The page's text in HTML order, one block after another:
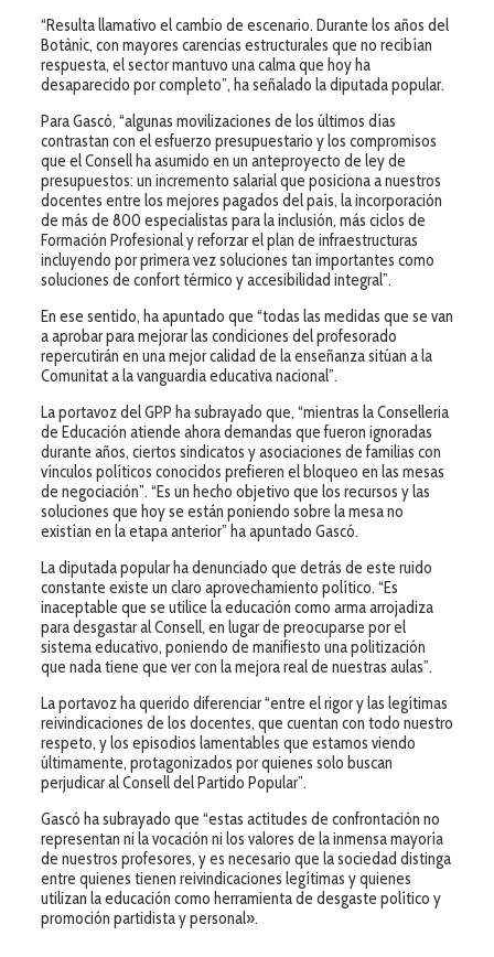
“Resulta llamativo el cambio de escenario. Durante los años del
Botànic, con mayores carencias estructurales que no recibían
respuesta, el sector mantuvo una calma que hoy ha
desaparecido por completo”, ha señalado la diputada popular.
Para Gascó, “algunas movilizaciones de los últimos días
contrastan con el esfuerzo presupuestario y los compromisos
que el Consell ha asumido en un anteproyecto de ley de
presupuestos: un incremento salarial que posiciona a nuestros
docentes entre los mejores pagados del país, la incorporación
de más de 800 especialistas para la inclusión, más ciclos de
Formación Profesional y reforzar el plan de infraestructuras
incluyendo por primera vez soluciones tan importantes como
soluciones de confort térmico y accesibilidad integral”.
En ese sentido, ha apuntado que “todas las medidas que se van
a aprobar para mejorar las condiciones del profesorado
repercutirán en una mejor calidad de la enseñanza sitúan a la
Comunitat a la vanguardia educativa nacional”.
La portavoz del GPP ha subrayado que, “mientras la Conselleria
de Educación atiende ahora demandas que fueron ignoradas
durante años, ciertos sindicatos y asociaciones de familias con
vínculos políticos conocidos prefieren el bloqueo en las mesas
de negociación”. “Es un hecho objetivo que los recursos y las
soluciones que hoy se están poniendo sobre la mesa no
existían en la etapa anterior” ha apuntado Gascó.
La diputada popular ha denunciado que detrás de este ruido
constante existe un claro aprovechamiento político. “Es
inaceptable que se utilice la educación como arma arrojadiza
para desgastar al Consell, en lugar de preocuparse por el
sistema educativo, poniendo de manifiesto una politización
que nada tiene que ver con la mejora real de nuestras aulas”.
La portavoz ha querido diferenciar “entre el rigor y las legítimas
reivindicaciones de los docentes, que cuentan con todo nuestro
respeto, y los episodios lamentables que estamos viendo
últimamente, protagonizados por quienes solo buscan
perjudicar al Consell del Partido Popular”.
Gascó ha subrayado que “estas actitudes de confrontación no
representan ni la vocación ni los valores de la inmensa mayoría
de nuestros profesores, y es necesario que la sociedad distinga
entre quienes tienen reivindicaciones legítimas y quienes
utilizan la educación como herramienta de desgaste político y
promoción partidista y personal».